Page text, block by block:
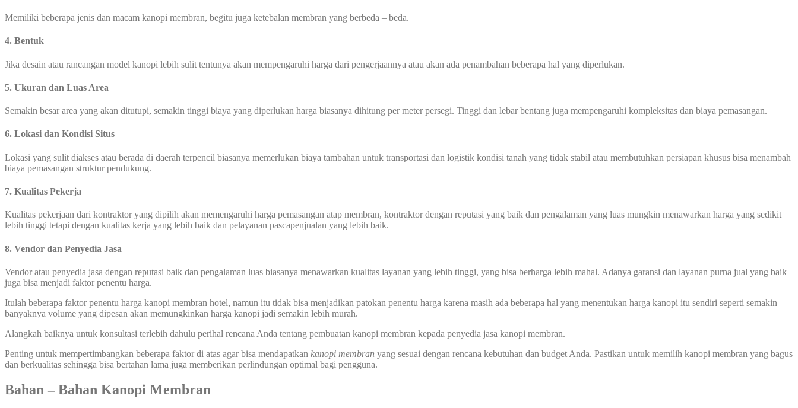
Memiliki beberapa jenis dan macam kanopi membran, begitu juga ketebalan membran yang berbeda – beda.
4. Bentuk
Jika desain atau rancangan model kanopi lebih sulit tentunya akan mempengaruhi harga dari pengerjaannya atau akan ada penambahan beberapa hal yang diperlukan.
5. Ukuran dan Luas Area
Semakin besar area yang akan ditutupi, semakin tinggi biaya yang diperlukan harga biasanya dihitung per meter persegi. Tinggi dan lebar bentang juga mempengaruhi kompleksitas dan biaya pemasangan.
6. Lokasi dan Kondisi Situs
Lokasi yang sulit diakses atau berada di daerah terpencil biasanya memerlukan biaya tambahan untuk transportasi dan logistik kondisi tanah yang tidak stabil atau membutuhkan persiapan khusus bisa menambah
biaya pemasangan struktur pendukung.
7. Kualitas Pekerja
Kualitas pekerjaan dari kontraktor yang dipilih akan memengaruhi harga pemasangan atap membran, kontraktor dengan reputasi yang baik dan pengalaman yang luas mungkin menawarkan harga yang sedikit
lebih tinggi tetapi dengan kualitas kerja yang lebih baik dan pelayanan pascapenjualan yang lebih baik.
8. Vendor dan Penyedia Jasa
Vendor atau penyedia jasa dengan reputasi baik dan pengalaman luas biasanya menawarkan kualitas layanan yang lebih tinggi, yang bisa berharga lebih mahal. Adanya garansi dan layanan purna jual yang baik
juga bisa menjadi faktor penentu harga.
Itulah beberapa faktor penentu harga kanopi membran hotel, namun itu tidak bisa menjadikan patokan penentu harga karena masih ada beberapa hal yang menentukan harga kanopi itu sendiri seperti semakin
banyaknya volume yang dipesan akan memungkinkan harga kanopi jadi semakin lebih murah.
Alangkah baiknya untuk konsultasi terlebih dahulu perihal rencana Anda tentang pembuatan kanopi membran kepada penyedia jasa kanopi membran.
Penting untuk mempertimbangkan beberapa faktor di atas agar bisa mendapatkan kanopi membran yang sesuai dengan rencana kebutuhan dan budget Anda. Pastikan untuk memilih kanopi membran yang bagus
dan berkualitas sehingga bisa bertahan lama juga memberikan perlindungan optimal bagi pengguna.
Bahan – Bahan Kanopi Membran